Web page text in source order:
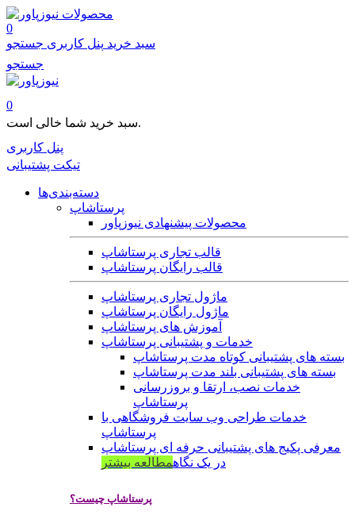
محصولات
0
سبد خرید پنل کاربری جستجو
جستجو
0
سبد خرید شما خالی است.
پنل کاربری
تیکت پشتیبانی
دسته‌بندی‌ها
پرستاشاپ
محصولات پیشنهادی نیوزپاور
قالب تجاری پرستاشاپ
قالب رایگان پرستاشاپ
ماژول تجاری پرستاشاپ
ماژول رایگان پرستاشاپ
آموزش های پرستاشاپ
خدمات و پشتیبانی پرستاشاپ
بسته های پشتیبانی کوتاه مدت پرستاشاپ
بسته های پشتیبانی بلند مدت پرستاشاپ
خدمات نصب، ارتقا و بروزرسانی
پرستاشاپ
خدمات طراحی وب سایت فروشگاهی با
پرستاشاپ
معرفی پکیج های پشتیبانی حرفه ای پرستاشاپ
در یک نگاهمطالعه بیشتر
پرستاشاپ چیست؟